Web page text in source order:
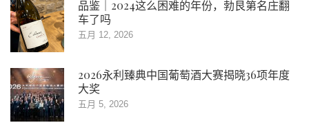
品鉴｜2024这么困难的年份，勃艮第名庄翻
车了吗
五月 12, 2026
2026永利臻典中国葡萄酒大赛揭晓36项年度
大奖
五月 5, 2026